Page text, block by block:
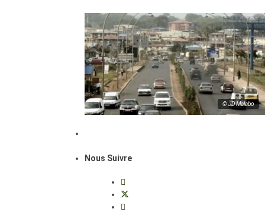
© JD Malabo
Nous Suivre